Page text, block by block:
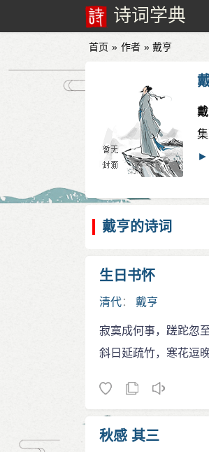
诗词学典
首页 » 作者 » 戴亨
集
戴亨的诗词
生日书怀
清代： 戴亨
寂寞成何事，蹉跎忽
斜日延疏竹，寒花逗
秋感 其三